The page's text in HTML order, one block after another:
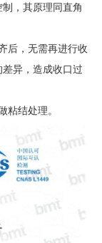
，其原理同直角
后，无需再进行收
异，造成收口过
粘结处理。